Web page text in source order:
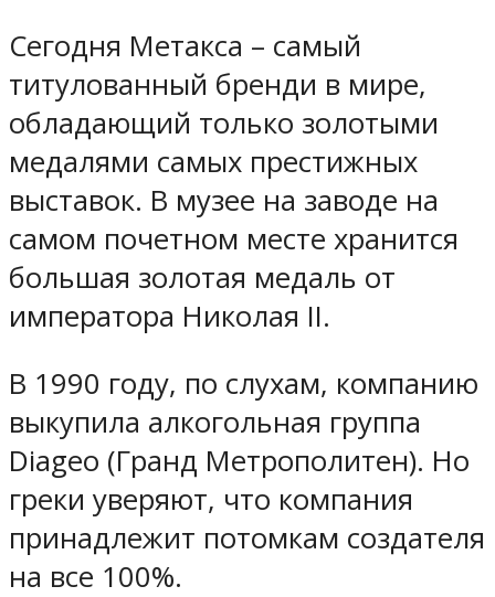
Сегодня Метакса – самый
титулованный бренди в мире,
обладающий только золотыми
медалями самых престижных
выставок. В музее на заводе на
самом почетном месте хранится
большая золотая медаль от
императора Николая II.
В 1990 году, по слухам, компанию
выкупила алкогольная группа
Diageo (Гранд Метрополитен). Но
греки уверяют, что компания
принадлежит потомкам создателя
на все 100%.